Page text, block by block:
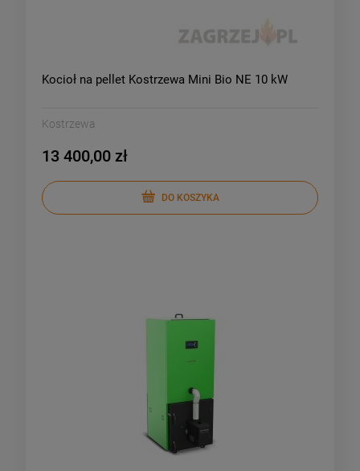
Kocioł na pellet Kostrzewa Mini Bio NE 10 kW
Kostrzewa
13 400,00 zł
DO KOSZYKA